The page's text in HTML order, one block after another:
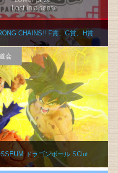
CHAINS!! F賞、G賞、H賞
会
ドラゴンボール SClut…